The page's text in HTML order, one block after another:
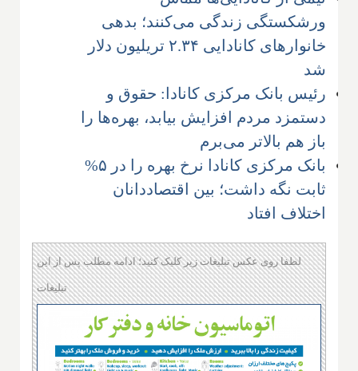
ورشکستگی زندگی می‌کنند؛ بدهی
خانوارهای کانادایی ۲.۳۴ تریلیون دلار
شد
رئیس بانک مرکزی کانادا: حقوق و
دستمزد مردم افزایش بیابد، بهره‌ها را
باز هم بالاتر می‌برم
بانک مرکزی کانادا نرخ بهره را در ۵%
ثابت نگه داشت؛ بین اقتصاددانان
اختلاف افتاد
لطفا روی عکس تبلیغات زیر کلیک کنید؛ ادامه مطلب پس از این
تبلیغات